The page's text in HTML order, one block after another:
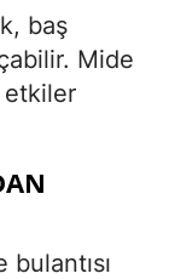
baş
Mide
etkiler